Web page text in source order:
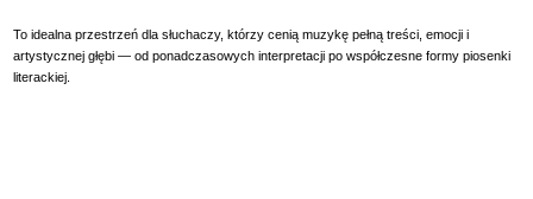
To idealna przestrzeń dla słuchaczy, którzy cenią muzykę pełną treści, emocji i
artystycznej głębi — od ponadczasowych interpretacji po współczesne formy piosenki
literackiej.